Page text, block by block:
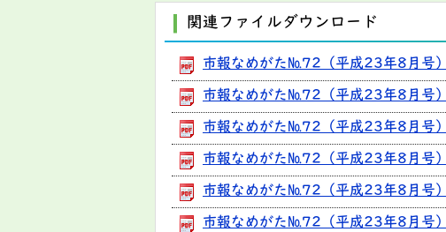
関連ファイルダウンロード
市報なめがた№72（平成23年8月号
市報なめがた№72（平成23年8月号
市報なめがた№72（平成23年8月号
市報なめがた№72（平成23年8月号
市報なめがた№72（平成23年8月号
市報なめがた№72（平成23年8月号